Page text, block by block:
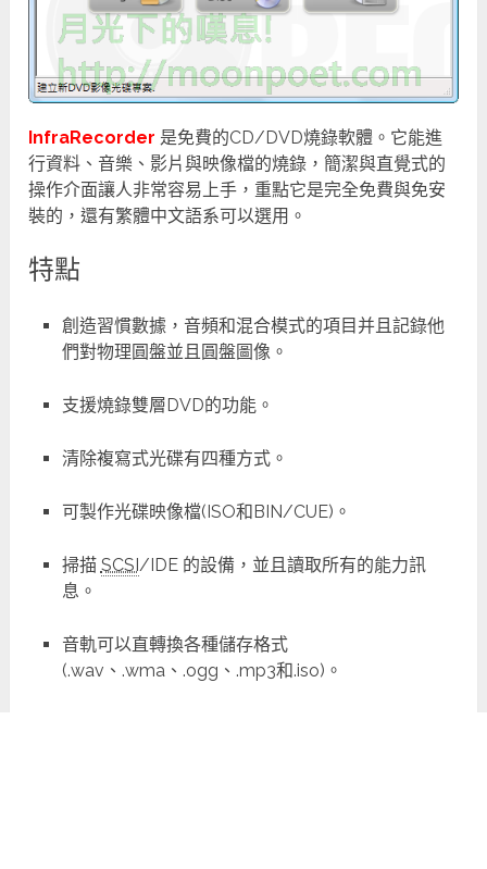
InfraRecorder 是免費的CD/DVD燒錄軟體。它能進
行資料、音樂、影片與映像檔的燒錄，簡潔與直覺式的
操作介面讓人非常容易上手，重點它是完全免費與免安
裝的，還有繁體中文語系可以選用。
特點
創造習慣數據，音頻和混合模式的項目并且記錄他
們對物理圓盤並且圓盤圖像。
支援燒錄雙層DVD的功能。
清除複寫式光碟有四種方式。
可製作光碟映像檔(ISO和BIN/CUE)。
掃描 SCSI /IDE 的設備，並且讀取所有的能力訊
息。
音軌可以直轉換各種儲存格式
(.wav、.wma、.ogg、.mp3和.iso)。